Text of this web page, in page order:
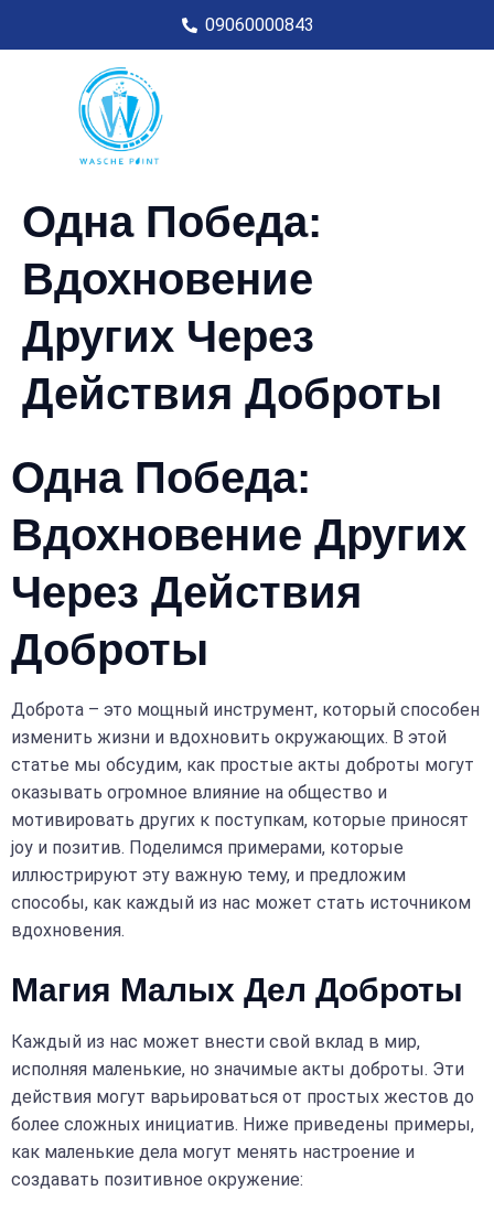
09060000843
Одна Победа:
Вдохновение
Других Через
Действия Доброты
Одна Победа:
Вдохновение Других
Через Действия
Доброты
Доброта – это мощный инструмент, который способен
изменить жизни и вдохновить окружающих. В этой
статье мы обсудим, как простые акты доброты могут
оказывать огромное влияние на общество и
мотивировать других к поступкам, которые приносят
joy и позитив. Поделимся примерами, которые
иллюстрируют эту важную тему, и предложим
способы, как каждый из нас может стать источником
вдохновения.
Магия Малых Дел Доброты
Каждый из нас может внести свой вклад в мир,
исполняя маленькие, но значимые акты доброты. Эти
действия могут варьироваться от простых жестов до
более сложных инициатив. Ниже приведены примеры,
как маленькие дела могут менять настроение и
создавать позитивное окружение: